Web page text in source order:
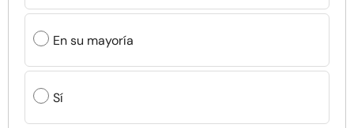
En su mayoría
Sí